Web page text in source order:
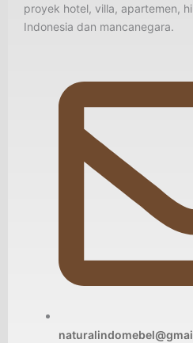
proyek hotel, villa, apartemen,
Indonesia dan mancanegara.